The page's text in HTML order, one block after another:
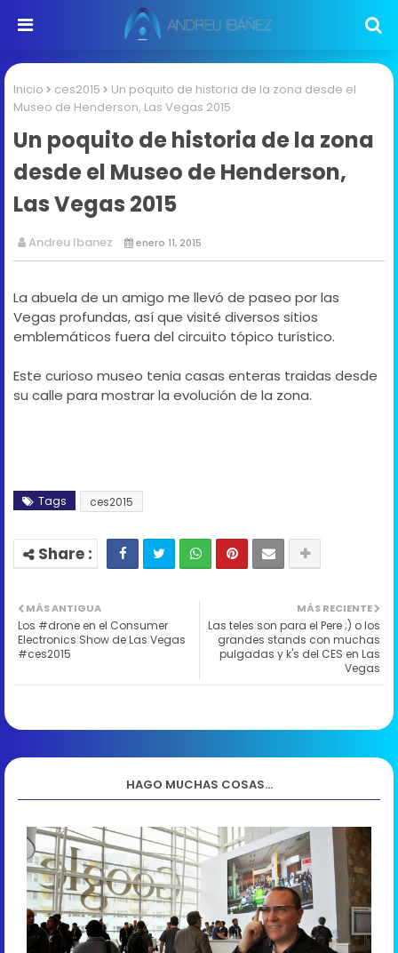
Inicio ces2015
Un poquito de historia de la zona desde el
Museo de Henderson, Las Vegas 2015
Un poquito de historia de la zona
desde el Museo de Henderson,
Las Vegas 2015
Andreu Ibanez enero 11, 2015
La abuela de un amigo me llevó de paseo por las
Vegas profundas, así que visité diversos sitios
emblemáticos fuera del circuito tópico turístico.
Este curioso museo tenia casas enteras traidas desde
su calle para mostrar la evolución de la zona.
Tags ces2015
MÁS RECIENTE
Las teles son para el Pere ;) o los
grandes stands con muchas
pulgadas y k's del CES en Las
Vegas
MÁS ANTIGUA
Los #drone en el Consumer
Electronics Show de Las Vegas
#ces2015
HAGO MUCHAS COSAS...